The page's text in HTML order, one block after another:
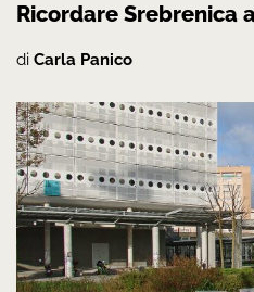
Ricordare Srebrenica
di Carla Panico